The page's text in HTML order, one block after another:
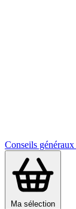
Conseils généraux
Ma sélection